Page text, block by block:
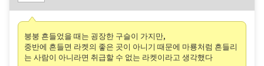
붕붕 흔들었을 때는 굉장한 구슬이 가지만,
중반에 흔들면 라켓의 좋은 곳이 아니기 때문에 마룡처럼 흔들리
는 사람이 아니라면 취급할 수 없는 라켓이라고 생각했다